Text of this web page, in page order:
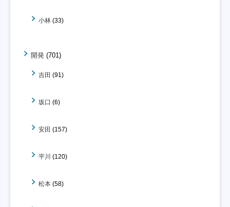
小林 (33)
開発 (701)
吉田 (91)
坂口 (6)
安田 (157)
平川 (120)
松本 (58)